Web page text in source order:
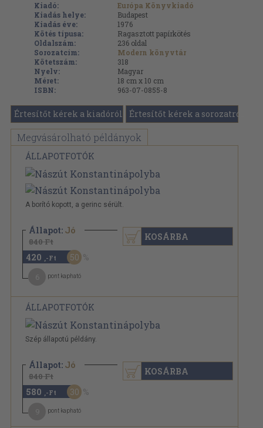
Kiadó:
Európa Könyvkiadó
Kiadás helye:
Budapest
Kiadás éve:
1976
Kötés típusa:
Ragasztott papírkötés
Oldalszám:
236 oldal
Sorozatcím:
Modern könyvtár
Kötetszám:
318
Nyelv:
Magyar
Méret:
18 cm x 10 cm
ISBN:
963-07-0855-8
Értesítőt kérek a kiadóról Értesítőt kérek a sorozatról
Megvásárolható példányok
ÁLLAPOTFOTÓK
A borító kopott, a gerinc sérült.
Állapot: Jó
840 Ft
420 ,-Ft 50
pont kapható
KOSÁRBA
ÁLLAPOTFOTÓK
Szép állapotú példány.
Állapot: Jó
840 Ft
580 ,-Ft 30
pont kapható
KOSÁRBA